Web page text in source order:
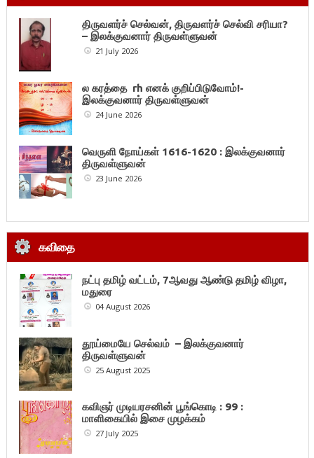
திருவளர்ச் செல்வன், திருவளர்ச் செல்வி சரியா?
– இலக்குவனார் திருவள்ளுவன்
21 July 2026
ல கரத்தை rh எனக் குறிப்பிடுவோம்!-
இலக்குவனார் திருவள்ளுவன்
24 June 2026
வெருளி நோய்கள் 1616-1620 : இலக்குவனார்
திருவள்ளுவன்
23 June 2026
கவிதை
நட்பு தமிழ் வட்டம், 7ஆவது ஆண்டு தமிழ் விழா,
மதுரை
04 August 2026
தூய்மையே செல்வம் – இலக்குவனார்
திருவள்ளுவன்
25 August 2025
கவிஞர் முடியரசனின் பூங்கொடி : 99 :
மாளிகையில் இசை முழக்கம்
27 July 2025